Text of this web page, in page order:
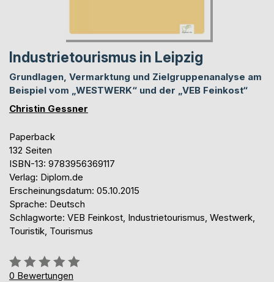
Industrietourismus in Leipzig
Grundlagen, Vermarktung und Zielgruppenanalyse am
Beispiel vom „WESTWERK“ und der „VEB Feinkost“
Christin Gessner
Paperback
132 Seiten
ISBN-13: 9783956369117
Verlag: Diplom.de
Erscheinungsdatum: 05.10.2015
Sprache: Deutsch
Schlagworte: VEB Feinkost, Industrietourismus, Westwerk,
Touristik, Tourismus
Bewertung::
0%
0 Bewertungen